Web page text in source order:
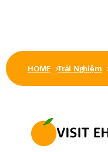
HOME Trải Nghiệm